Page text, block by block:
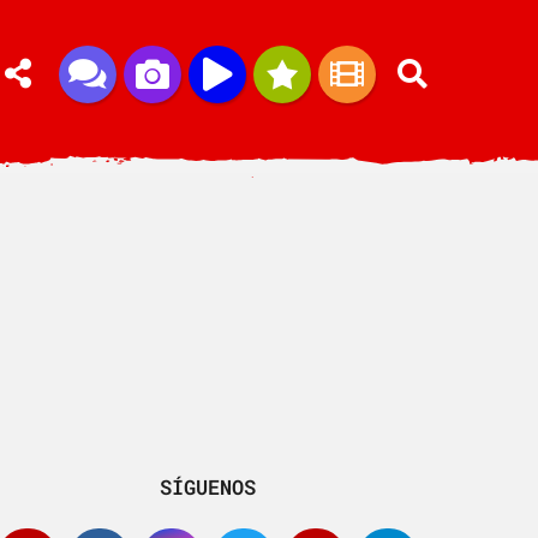
SÍGUENOS